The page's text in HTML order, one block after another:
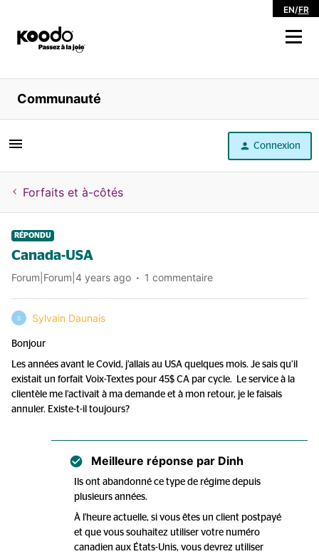
EN/FR
Magasiner
Libre service
Aide
Communauté
Connexion
Forfaits et à-côtés
RÉPONDU
Canada-USA
Forum|Forum|4 years ago 1 commentaire
S Sylvain Daunais
Bonjour
Les années avant le Covid, j’allais au USA quelques mois. Je sais qu’il
existait un forfait Voix-Textes pour 45$ CA par cycle. Le service à la
clientèle me l’activait à ma demande et à mon retour, je le faisais
annuler. Existe-t-il toujours?
Meilleure réponse par Dinh
Ils ont abandonné ce type de régime depuis
plusieurs années.
À l'heure actuelle, si vous êtes un client postpayé
et que vous souhaitez utiliser votre numéro
canadien aux États-Unis, vous devrez utiliser